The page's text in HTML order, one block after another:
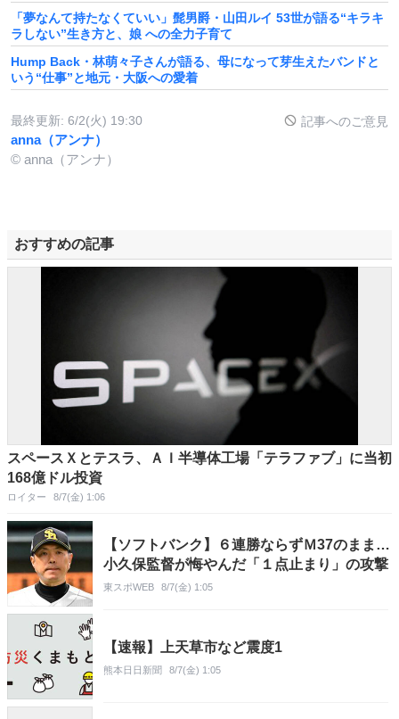
「夢なんて持たなくていい」髭男爵・山田ルイ 53世が語る“キラキ
ラしない”生き方と、娘 への全力子育て
Hump Back・林萌々子さんが語る、母になって芽生えたバンドと
いう“仕事”と地元・大阪への愛着
最終更新: 6/2(火) 19:30 記事へのご意見
anna（アンナ）
© anna（アンナ）
おすすめの記事
スペースＸとテスラ、ＡＩ半導体工場「テラファブ」に当初
168億ドル投資
ロイター 8/7(金) 1:06
【ソフトバンク】６連勝ならずＭ37のまま…
小久保監督が悔やんだ「１点止まり」の攻撃
東スポWEB 8/7(金) 1:05
【速報】上天草市など震度1
熊本日日新聞 8/7(金) 1:05